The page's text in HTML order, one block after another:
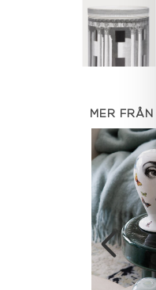
MER